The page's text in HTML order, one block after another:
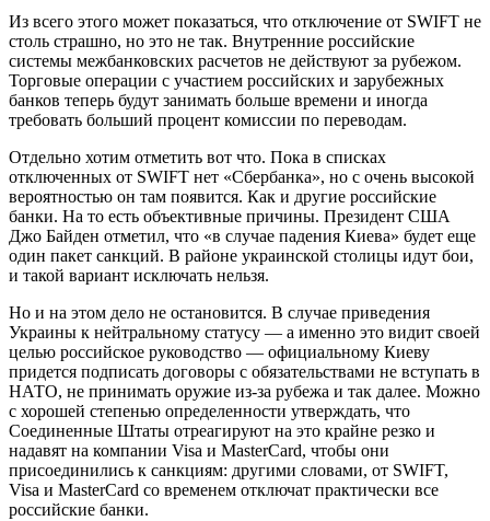
Из всего этого может показаться, что отключение от SWIFT не
столь страшно, но это не так. Внутренние российские
системы межбанковских расчетов не действуют за рубежом.
Торговые операции с участием российских и зарубежных
банков теперь будут занимать больше времени и иногда
требовать больший процент комиссии по переводам.
Отдельно хотим отметить вот что. Пока в списках
отключенных от SWIFT нет «Сбербанка», но с очень высокой
вероятностью он там появится. Как и другие российские
банки. На то есть объективные причины. Президент США
Джо Байден отметил, что «в случае падения Киева» будет еще
один пакет санкций. В районе украинской столицы идут бои,
и такой вариант исключать нельзя.
Но и на этом дело не остановится. В случае приведения
Украины к нейтральному статусу — а именно это видит своей
целью российское руководство — официальному Киеву
придется подписать договоры с обязательствами не вступать в
НАТО, не принимать оружие из-за рубежа и так далее. Можно
с хорошей степенью определенности утверждать, что
Соединенные Штаты отреагируют на это крайне резко и
надавят на компании Visa и MasterСard, чтобы они
присоединились к санкциям: другими словами, от SWIFT,
Visa и MasterCard со временем отключат практически все
российские банки.